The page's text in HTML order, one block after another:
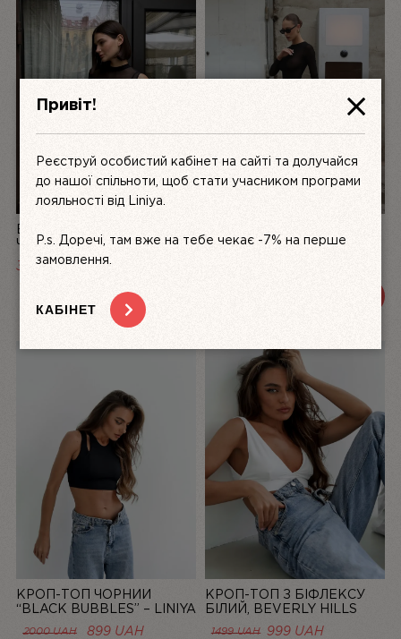
БОДІ З БІФЛЕКСУ #004
ЧОРНИЙ, URBAN ALLURE
— LINIYA
3199UAH
ПЕРЕГЛЯНУТИ
ЧОРНИЙ, URBAN ALLURE |
КРОП-ТОП ЧОРНИЙ
“BLACK BUBBLES” – LINIYA
2000UAH
ОРИГІНАЛЬНА
899 UAHПОТОЧНА
КРОП-ТОП З БІФЛЕКСУ
БІЛИЙ, BEVERLY HILLS
90210 — LINIYA
1499UAH 999 UAH
Привіт!
Реєструй особистий кабінет на сайті та долучайся
до нашої спільноти, щоб стати учасником програми
лояльності від Liniya.
P.s. Доречі, там вже на тебе чекає -7% на перше
замовлення.
КАБІНЕТ